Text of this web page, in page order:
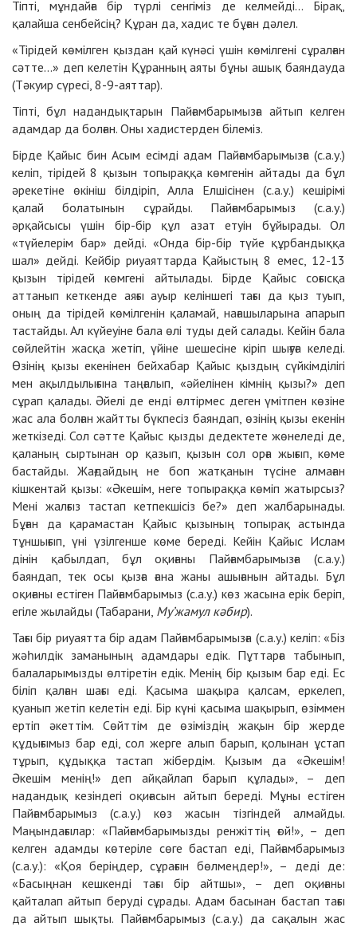
Тіпті, мұндайға бір түрлі сенгіміз де келмейді... Бірақ,
қалайша сенбейсің? Құран да, хадис те бұған дәлел.
«Тірідей көмілген қыздан қай күнәсі үшін көмілгені сұралған
сәтте...» деп келетін Құранның аяты бұны ашық баяндауда
(Тәкуир сүресі, 8-9-аяттар).
Тіпті, бұл надандықтарын Пайғамбарымызға айтып келген
адамдар да болған. Оны хадистерден білеміз.
Бірде Қайыс бин Асым есімді адам Пайғамбарымызға (с.а.у.)
келіп, тірідей 8 қызын топыраққа көмгенін айтады да бұл
әрекетіне өкініш білдіріп, Алла Елшісінен (с.а.у.) кешірімі
қалай болатынын сұрайды. Пайғамбарымыз (с.а.у.)
әрқайсысы үшін бір-бір құл азат етуін бұйырады. Ол
«түйелерім бар» дейді. «Онда бір-бір түйе құрбандыққа
шал» дейді. Кейбір риуаяттарда Қайыстың 8 емес, 12-13
қызын тірідей көмгені айтылады. Бірде Қайыс соғысқа
аттанып кеткенде аяғы ауыр келіншегі тағы да қыз туып,
оның да тірідей көмілгенін қаламай, нағашыларына апарып
тастайды. Ал күйеуіне бала өлі туды дей салады. Кейін бала
сөйлейтін жасқа жетіп, үйіне шешесіне кіріп шығуға келеді.
Өзінің қызы екенінен бейхабар Қайыс қыздың сүйкімділігі
мен ақылдылығына таңғалып, «әйелінен кімнің қызы?» деп
сұрап қалады. Әйелі де енді өлтірмес деген үмітпен көзіне
жас ала болған жайтты бүкпесіз баяндап, өзінің қызы екенін
жеткізеді. Сол сәтте Қайыс қызды дедектете жөнеледі де,
қаланың сыртынан ор қазып, қызын сол орға жығып, көме
бастайды. Жағдайдың не боп жатқанын түсіне алмаған
кішкентай қызы: «Әкешім, неге топыраққа көміп жатырсыз?
Мені жалғыз тастап кетпекшісіз бе?» деп жалбарынады.
Бұған да қарамастан Қайыс қызының топырақ астында
тұншығып, үні үзілгенше көме береді. Кейін Қайыс Ислам
дінін қабылдап, бұл оқиғаны Пайғамбарымызға (с.а.у.)
баяндап, тек осы қызға ғана жаны ашығанын айтады. Бұл
оқиғаны естіген Пайғамбарымыз (с.а.у.) көз жасына ерік беріп,
егіле жылайды (Табарани, Му’жамул кәбир).
Тағы бір риуаятта бір адам Пайғамбарымызға (с.а.у.) келіп: «Біз
жәһилдік заманының адамдары едік. Пұттарға табынып,
балаларымызды өлтіретін едік. Менің бір қызым бар еді. Ес
біліп қалған шағы еді. Қасыма шақыра қалсам, еркелеп,
қуанып жетіп келетін еді. Бір күні қасыма шақырып, өзіммен
ертіп әкеттім. Сөйттім де өзіміздің жақын бір жерде
құдығымыз бар еді, сол жерге алып барып, қолынан ұстап
тұрып, құдыққа тастап жібердім. Қызым да «Әкешім!
Әкешім менің!» деп айқайлап барып құлады», – деп
надандық кезіндегі оқиғасын айтып береді. Мұны естіген
Пайғамбарымыз (с.а.у.) көз жасын тізгіндей алмайды.
Маңындағылар: «Пайғамбарымызды ренжіттің ғой!», – деп
келген адамды көтеріле сөге бастап еді, Пайғамбарымыз
(с.а.у.): «Қоя беріңдер, сұрағын бөлмеңдер!», – деді де:
«Басыңнан кешкенді тағы бір айтшы», – деп оқиғаны
қайталап айтып беруді сұрады. Адам басынан бастап тағы
да айтып шықты. Пайғамбарымыз (с.а.у.) да сақалын жас